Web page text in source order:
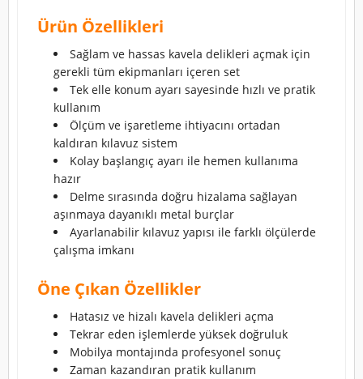
Ürün Özellikleri
Sağlam ve hassas kavela delikleri açmak için
gerekli tüm ekipmanları içeren set
Tek elle konum ayarı sayesinde hızlı ve pratik
kullanım
Ölçüm ve işaretleme ihtiyacını ortadan
kaldıran kılavuz sistem
Kolay başlangıç ayarı ile hemen kullanıma
hazır
Delme sırasında doğru hizalama sağlayan
aşınmaya dayanıklı metal burçlar
Ayarlanabilir kılavuz yapısı ile farklı ölçülerde
çalışma imkanı
Öne Çıkan Özellikler
Hatasız ve hizalı kavela delikleri açma
Tekrar eden işlemlerde yüksek doğruluk
Mobilya montajında profesyonel sonuç
Zaman kazandıran pratik kullanım